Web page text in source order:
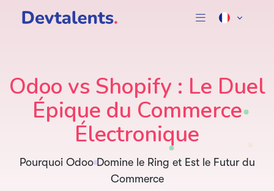
Odoo vs Shopify : Le Duel
Épique du Commerce
Électronique
Pourquoi Odoo Domine le Ring et Est le Futur du
Commerce